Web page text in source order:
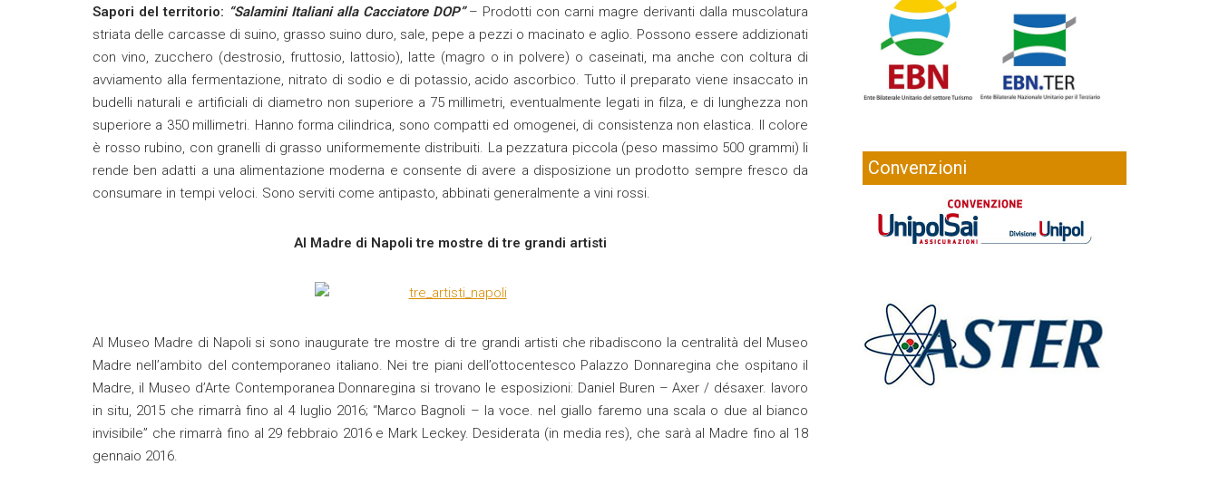
Sapori del territorio: “Salamini Italiani alla Cacciatore DOP”– Prodotti con carni magre derivanti dalla muscolatura
striata delle carcasse di suino, grasso suino duro, sale, pepe a pezzi o macinato e aglio. Possono essere addizionati
con vino, zucchero (destrosio, fruttosio, lattosio), latte (magro o in polvere) o caseinati, ma anche con coltura di
avviamento alla fermentazione, nitrato di sodio e di potassio, acido ascorbico. Tutto il preparato viene insaccato in
budelli naturali e artificiali di diametro non superiore a 75 millimetri, eventualmente legati in filza, e di lunghezza non
superiore a 350 millimetri. Hanno forma cilindrica, sono compatti ed omogenei, di consistenza non elastica. Il colore
è rosso rubino, con granelli di grasso uniformemente distribuiti. La pezzatura piccola (peso massimo 500 grammi) li
rende ben adatti a una alimentazione moderna e consente di avere a disposizione un prodotto sempre fresco da
consumare in tempi veloci. Sono serviti come antipasto, abbinati generalmente a vini rossi.
Al Madre di Napoli tre mostre di tre grandi artisti
Al Museo Madre di Napoli si sono inaugurate tre mostre di tre grandi artisti che ribadiscono la centralità del Museo
Madre nell’ambito del contemporaneo italiano. Nei tre piani dell’ottocentesco Palazzo Donnaregina che ospitano il
Madre, il Museo d’Arte Contemporanea Donnaregina si trovano le esposizioni: Daniel Buren – Axer / désaxer. lavoro
in situ, 2015 che rimarrà fino al 4 luglio 2016; “Marco Bagnoli – la voce. nel giallo faremo una scala o due al bianco
invisibile” che rimarrà fino al 29 febbraio 2016 e Mark Leckey. Desiderata (in media res), che sarà al Madre fino al 18
gennaio 2016.
Convenzioni